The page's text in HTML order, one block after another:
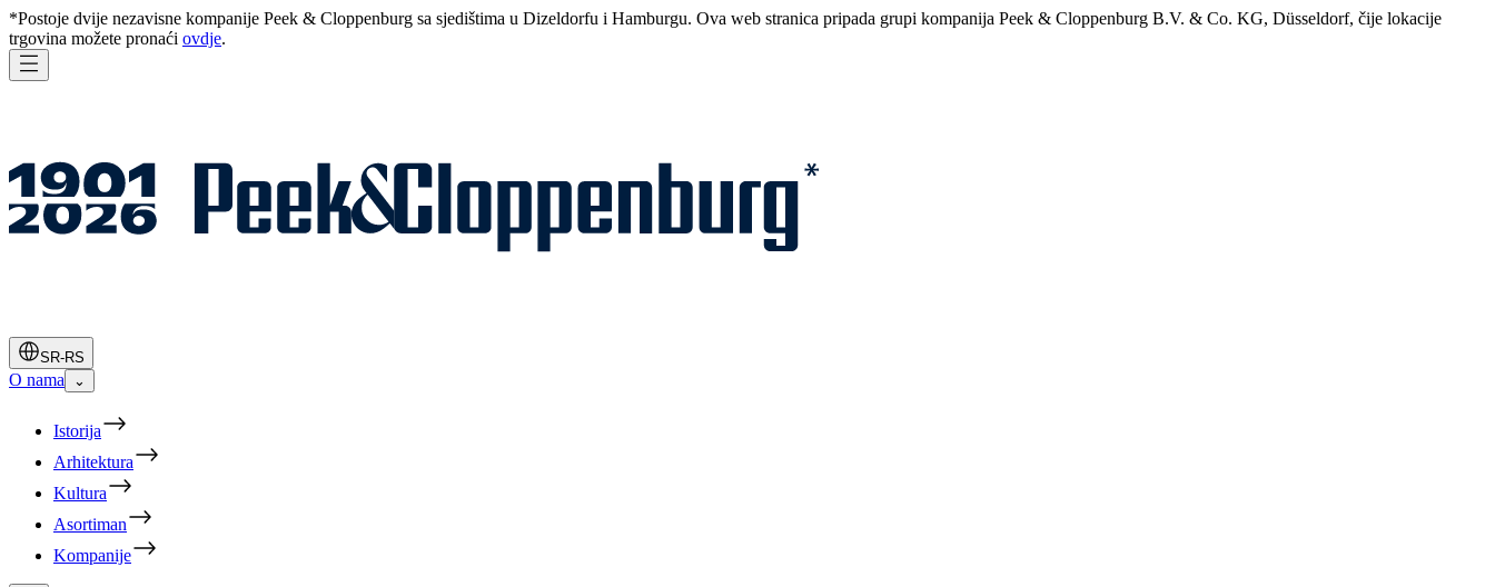
*Postoje dvije nezavisne kompanije Peek & Cloppenburg sa sjedištima u Dizeldorfu i Hamburgu. Ova web stranica pripada grupi kompanija Peek & Cloppenburg B.V. & Co. KG, Düsseldorf, čije lokacije
trgovina možete pronaći ovdje.
SR-RS
O nama ⌄
Istorija
Arhitektura
Kultura
Asortiman
Kompanije